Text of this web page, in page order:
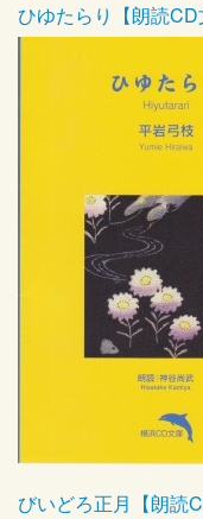
ひゆたらり【朗読
びいどろ正月【朗読